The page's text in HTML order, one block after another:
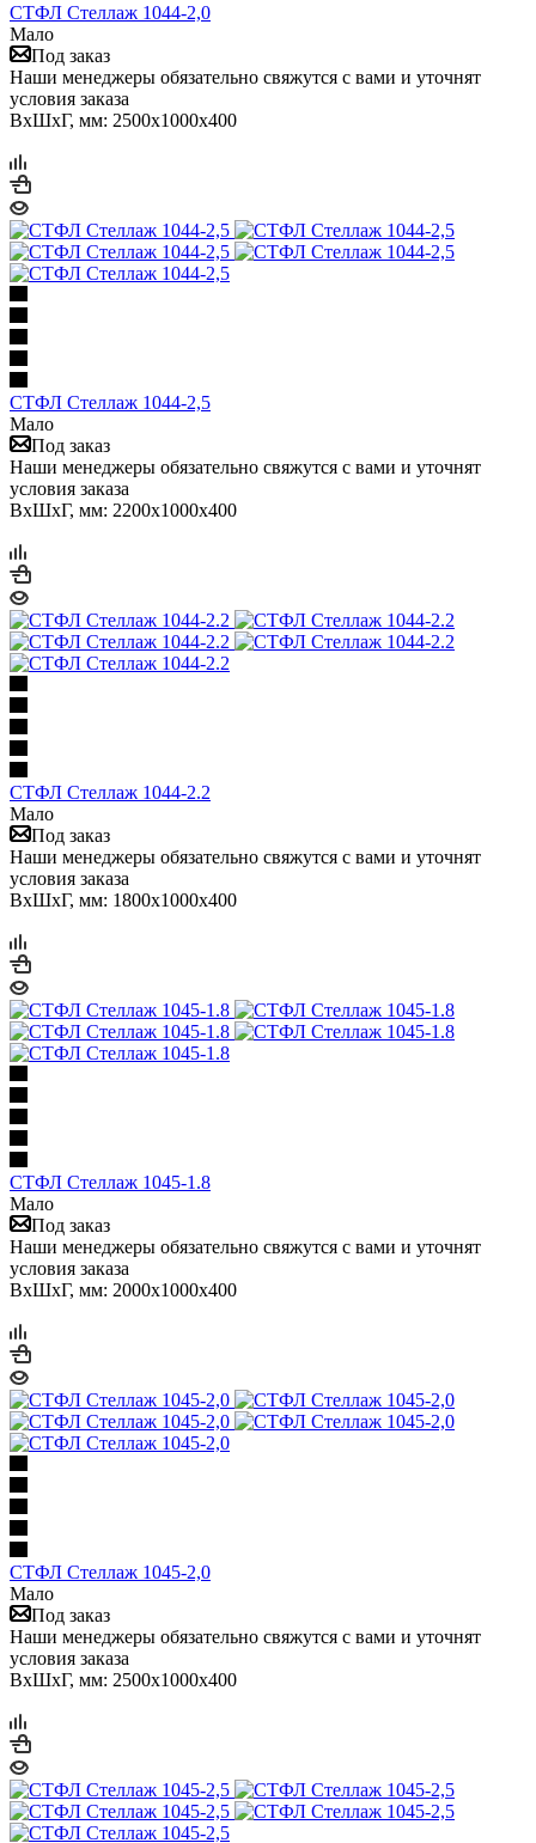
СТФЛ Стеллаж 1044-2,0
Мало
Под заказ
Наши менеджеры обязательно свяжутся с вами и уточнят
условия заказа
ВхШхГ, мм: 2500x1000x400
СТФЛ Стеллаж 1044-2,5
Мало
Под заказ
Наши менеджеры обязательно свяжутся с вами и уточнят
условия заказа
ВхШхГ, мм: 2200x1000x400
СТФЛ Стеллаж 1044-2.2
Мало
Под заказ
Наши менеджеры обязательно свяжутся с вами и уточнят
условия заказа
ВхШхГ, мм: 1800x1000x400
СТФЛ Стеллаж 1045-1.8
Мало
Под заказ
Наши менеджеры обязательно свяжутся с вами и уточнят
условия заказа
ВхШхГ, мм: 2000x1000x400
СТФЛ Стеллаж 1045-2,0
Мало
Под заказ
Наши менеджеры обязательно свяжутся с вами и уточнят
условия заказа
ВхШхГ, мм: 2500x1000x400